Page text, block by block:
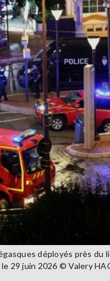
déployés près du
29 juin 2026 © Valery